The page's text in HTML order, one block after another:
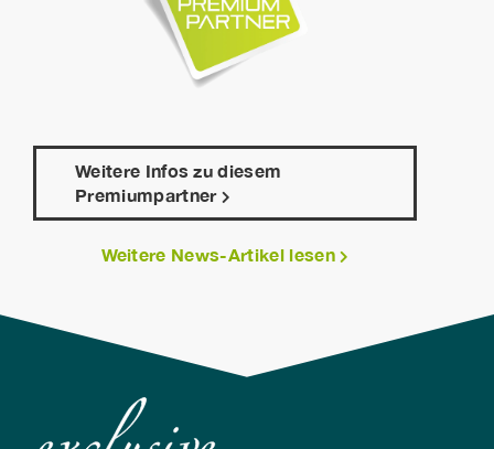
Weitere Infos zu diesem
Premiumpartner
Weitere News-Artikel lesen